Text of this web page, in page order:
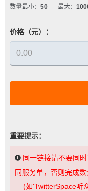
数量最小： 50 最大：
价格（元）：
重要提示：
同一链接请不要同
同服务单，否则完成数
(如'TwitterSpace听